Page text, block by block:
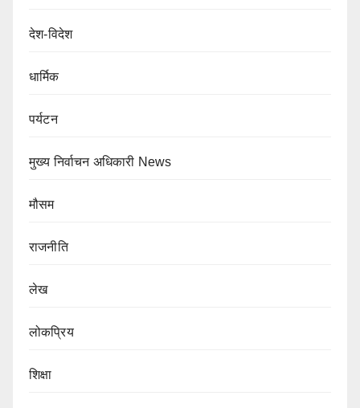
देश-विदेश
धार्मिक
पर्यटन
मुख्य निर्वाचन अधिकारी News
मौसम
राजनीति
लेख
लोकप्रिय
शिक्षा